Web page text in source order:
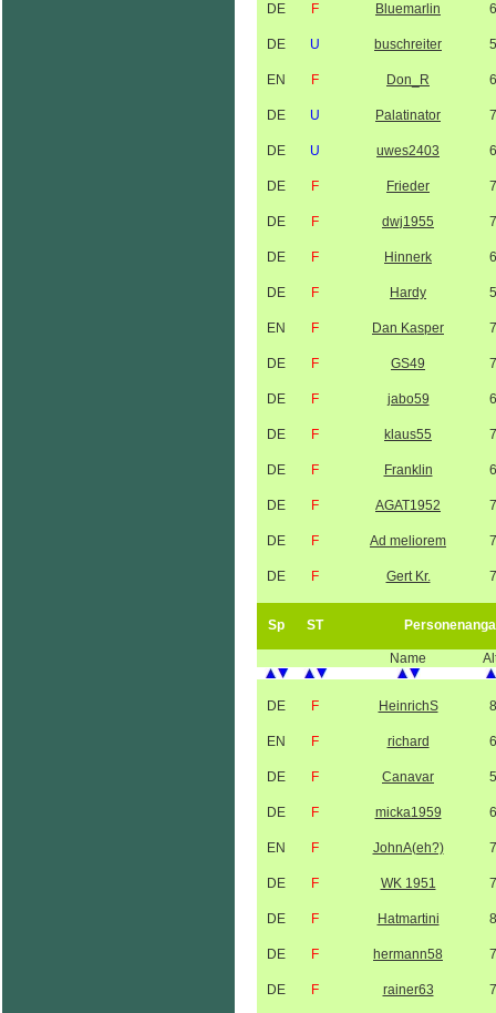
DE F Bluemarlin
DE U buschreiter
EN F Don_R
DE U Palatinator
DE U uwes2403
DE F Frieder
DE F dwj1955
DE F Hinnerk
DE F Hardy
EN F Dan Kasper
DE F GS49
DE F jabo59
DE F klaus55
DE F Franklin
DE F AGAT1952
DE F Ad meliorem
DE F Gert Kr.
Sp ST
Name
DE F HeinrichS
EN F richard
DE F Canavar
DE F micka1959
EN F JohnA(eh?)
DE F WK 1951
DE F Hatmartini
DE F hermann58
DE F rainer63